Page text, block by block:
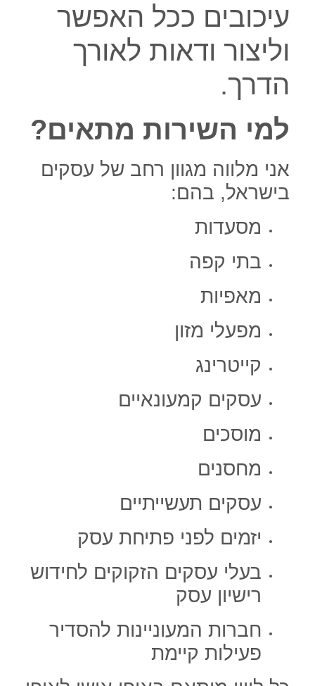
עיכובים ככל האפשר
וליצור ודאות לאורך
הדרך.
למי השירות מתאים?
אני מלווה מגוון רחב של עסקים
בישראל, בהם:
מסעדות
בתי קפה
מאפיות
מפעלי מזון
קייטרינג
עסקים קמעונאיים
מוסכים
מחסנים
עסקים תעשייתיים
יזמים לפני פתיחת עסק
בעלי עסקים הזקוקים לחידוש
רישיון עסק
חברות המעוניינות להסדיר
פעילות קיימת